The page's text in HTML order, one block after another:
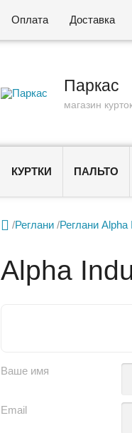
Оплата Доставка
Паркас
магазин
КУРТКИ ПАЛЬТО
 /Реглани /Реглани Alpha
Alpha
Ваше имя
Email